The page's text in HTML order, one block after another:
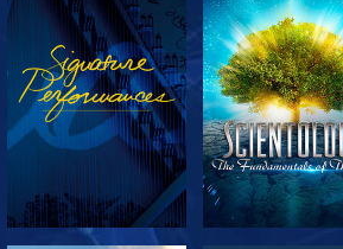
SERIE
ENTDECKEN
ANSEHEN